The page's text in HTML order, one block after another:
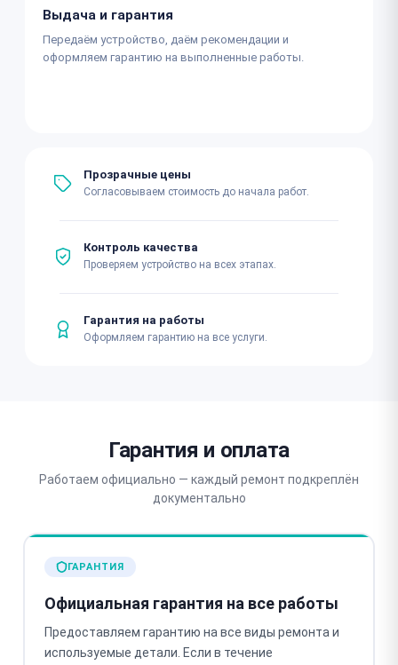
Выдача и гарантия
Передаём устройство, даём рекомендации и
оформляем гарантию на выполненные работы.
Прозрачные цены
Согласовываем стоимость до начала работ.
Контроль качества
Проверяем устройство на всех этапах.
Гарантия на работы
Оформляем гарантию на все услуги.
Гарантия и оплата
Работаем официально — каждый ремонт подкреплён
документально
ГАРАНТИЯ
Официальная гарантия на все работы
Предоставляем гарантию на все виды ремонта и
используемые детали. Если в течение